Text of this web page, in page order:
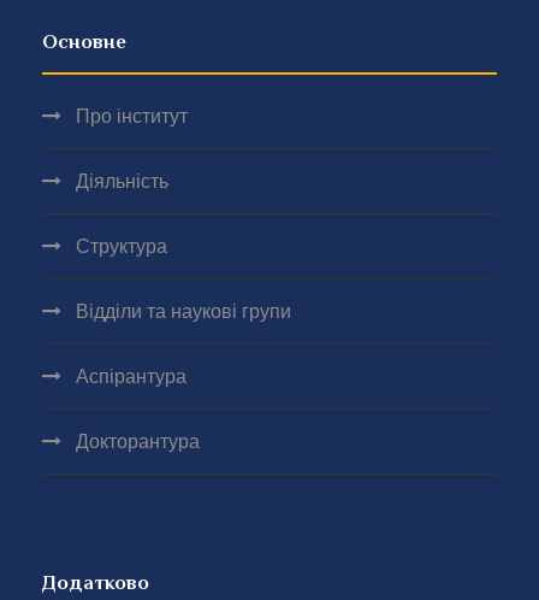
Основне
Про інститут
Діяльність
Структура
Відділи та наукові групи
Аспірантура
Докторантура
Додатково